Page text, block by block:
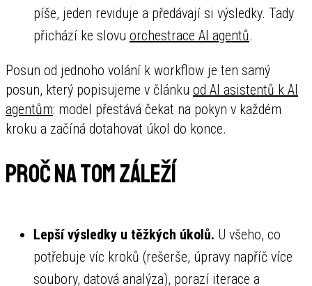
píše, jeden reviduje a předávají si výsledky. Tady
přichází ke slovu orchestrace AI agentů.
Posun od jednoho volání k workflow je ten samý
posun, který popisujeme v článku od AI asistentů k AI
agentům: model přestává čekat na pokyn v každém
kroku a začíná dotahovat úkol do konce.
Proč na tom záleží
Lepší výsledky u těžkých úkolů. U všeho, co
potřebuje víc kroků (rešerše, úpravy napříč více
soubory, datová analýza), porazí iterace a